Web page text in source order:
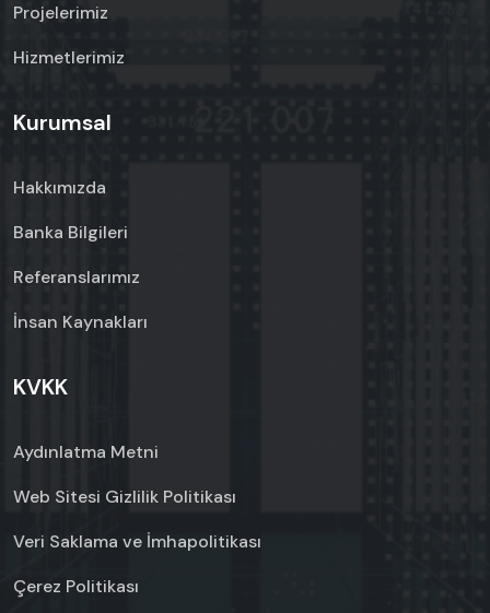
Projelerimiz
Hizmetlerimiz
Kurumsal
Hakkımızda
Banka Bilgileri
Referanslarımız
İnsan Kaynakları
KVKK
Aydınlatma Metni
Web Sitesi Gizlilik Politikası
Veri Saklama ve İmhapolitikası
Çerez Politikası